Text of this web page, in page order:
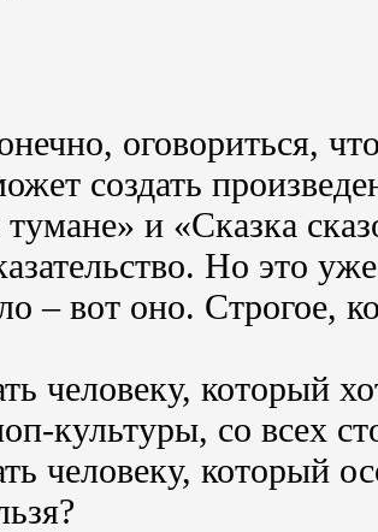
оговориться,
создать
и «Сказка
Но это
– вот оно. Строгое,
человеку, который
культуры, со всех
человеку, который